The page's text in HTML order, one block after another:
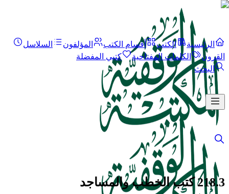
الرئيسية الكتب أقسام الكتب المؤلفون
السلاسل
القرون
الكلمات المفتاحية
كتبي المفضلة
البحث
218.3 كتب الخطب والمساجد